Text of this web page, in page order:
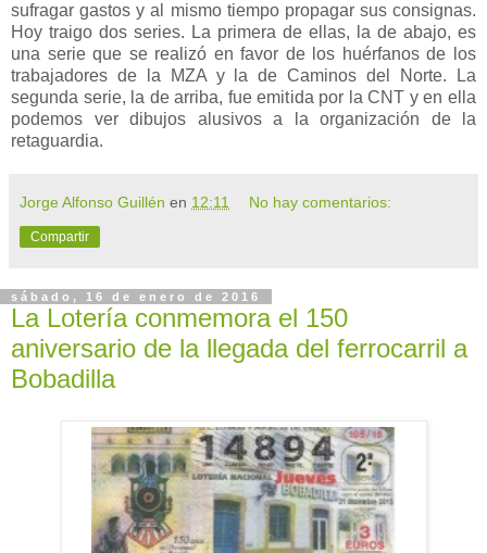
sufragar gastos y al mismo tiempo propagar sus consignas.
Hoy traigo dos series. La primera de ellas, la de abajo, es
una serie que se realizó en favor de los huérfanos de los
trabajadores de la MZA y la de Caminos del Norte. La
segunda serie, la de arriba, fue emitida por la CNT y en ella
podemos ver dibujos alusivos a la organización de la
retaguardia.
Jorge Alfonso Guillén en 12:11 No hay comentarios:
Compartir
sábado, 16 de enero de 2016
La Lotería conmemora el 150
aniversario de la llegada del ferrocarril a
Bobadilla